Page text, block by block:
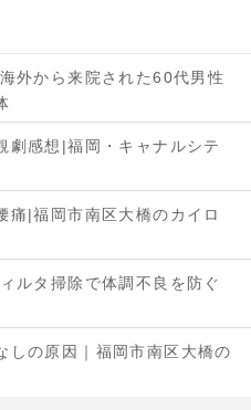
外から来院された60代男性
感想|福岡・キャナルシテ
痛|福岡市南区大橋のカイロ
ルタ掃除で体調不良を防ぐ
しの原因｜福岡市南区大橋の